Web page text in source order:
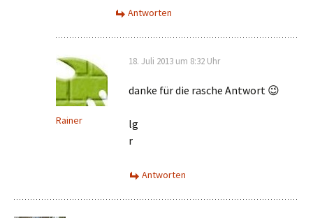
Antworten
Rainer
18. Juli 2013 um 8:32 Uhr
danke für die rasche Antwort 😉
lg
r
Antworten